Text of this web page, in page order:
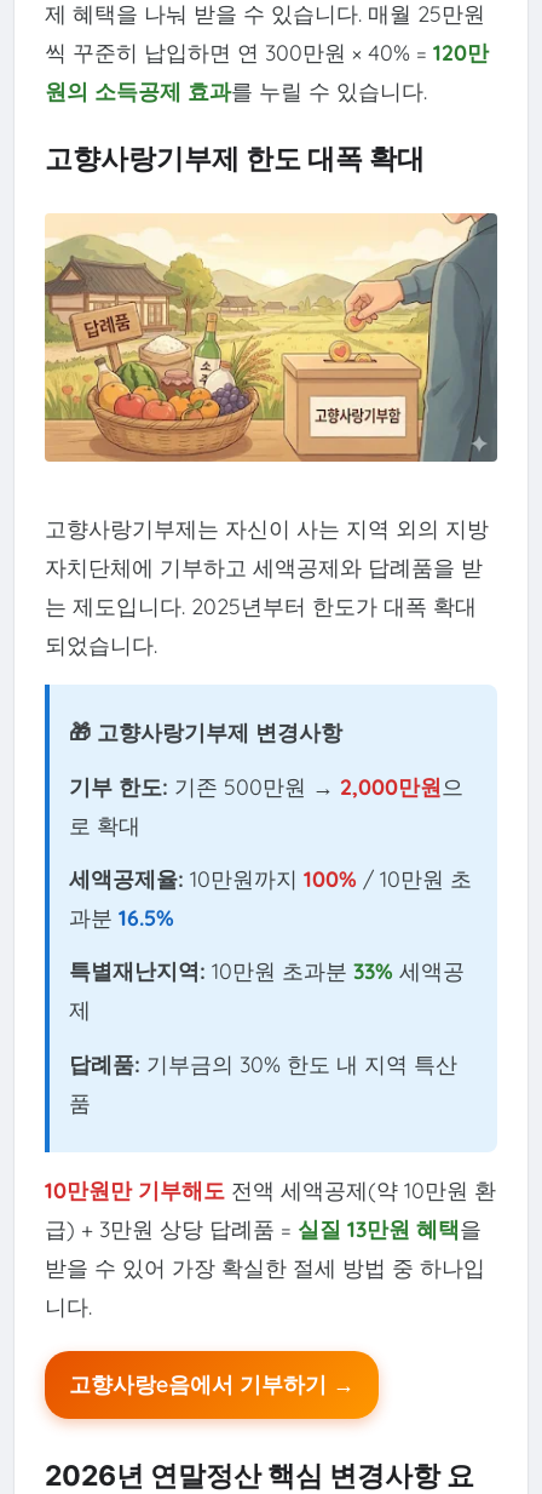
제 혜택을 나눠 받을 수 있습니다. 매월 25만원
씩 꾸준히 납입하면 연 300만원 × 40% = 120만
원의 소득공제 효과를 누릴 수 있습니다.
고향사랑기부제 한도 대폭 확대
고향사랑기부제는 자신이 사는 지역 외의 지방
자치단체에 기부하고 세액공제와 답례품을 받
는 제도입니다. 2025년부터 한도가 대폭 확대
되었습니다.
🎁 고향사랑기부제 변경사항
기부 한도: 기존 500만원 → 2,000만원 으
로 확대
세액공제율: 10만원까지 100% / 10만원 초
과분 16.5%
특별재난지역: 10만원 초과분 33% 세액공
제
답례품: 기부금의 30% 한도 내 지역 특산
품
10만원만 기부해도전액 세액공제(약 10만원 환
급) + 3만원 상당 답례품 = 실질 13만원 혜택을
받을 수 있어 가장 확실한 절세 방법 중 하나입
니다.
고향사랑e음에서 기부하기 →
2026년 연말정산 핵심 변경사항 요